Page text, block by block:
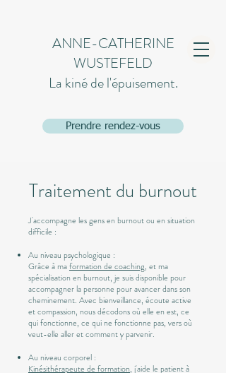
ANNE-CATHERINE
WUSTEFELD
La kiné de l'épuisement.
Prendre rendez-vous
Traitement du burnout
J'accompagne les gens en burnout ou en situation
difficile :
Au niveau psychologique :
Grâce à maformation de coaching, et ma
spécialisation en burnout, je suis disponible pour
accompagner la personne pour avancer dans son
cheminement. Avec bienveillance, écoute active
et compassion, nous décodons où elle en est, ce
qui fonctionne, ce qui ne fonctionne pas, vers où
veut-elle aller et comment y parvenir.
Au niveau corporel :
Kinésithérapeute de formation, j'aide le patient à